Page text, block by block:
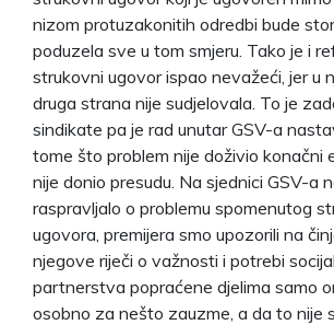
nizom protuzakonitih odredbi bude
poduzela sve u tom smjeru. Tako je i
strukovni ugovor ispao nevažeći, jer u
druga strana nije sudjelovala. To je
sindikate pa je rad unutar GSV-a
tome što problem nije doživio konačni
nije donio presudu. Na sjednici GSV-a
raspravljalo o problemu spomenutog
ugovora, premijera smo upozorili na
njegove riječi o važnosti i potrebi
partnerstva popraćene djelima samo
osobno za nešto zauzme, a da to nije